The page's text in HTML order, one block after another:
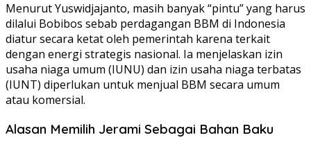
Menurut Yuswidjajanto, masih banyak “pintu” yang harus
dilalui Bobibos sebab perdagangan BBM di Indonesia
diatur secara ketat oleh pemerintah karena terkait
dengan energi strategis nasional. Ia menjelaskan izin
usaha niaga umum (IUNU) dan izin usaha niaga terbatas
(IUNT) diperlukan untuk menjual BBM secara umum
atau komersial.
Alasan Memilih Jerami Sebagai Bahan Baku